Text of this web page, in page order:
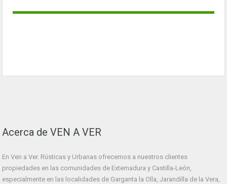
Acerca de VEN A VER
En Ven a Ver. Rústicas y Urbanas ofrecemos a nuestros clientes
propiedades en las comunidades de Extemadura y Castilla-León,
especialmente en las localidades de Garganta la Olla, Jarandilla de la Vera,